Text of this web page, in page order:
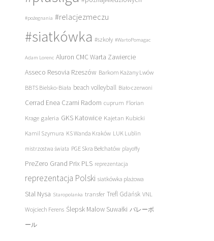
#pożegnania #relacjezmeczu
#siatkówka #szkoły #WartoPomagac
Adam Lorenc Aluron CMC Warta Zawiercie
Asseco Resovia Rzeszów Barkom Każany Lwów
BBTS Bielsko-Biała beach volleyball Biało-czerwoni
Cerrad Enea Czarni Radom cuprum Florian
Krage galeria GKS Katowice Kajetan Kubicki
Kamil Szymura KS Wanda Kraków LUK Lublin
mistrzostwa świata PGE Skra Bełchatów playoffy
PreZero Grand Prix PLS reprezentacja
reprezentacja Polski siatkówka plażowa
Stal Nysa Staropolanka transfer Trefl Gdańsk VNL
Wojciech Ferens Ślepsk Malow Suwałki バレーボ
ール